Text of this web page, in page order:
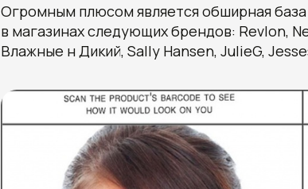
Огромным плюсом является обширная
в магазинах следующих брендов: Revlon,
Влажные н Дикий, Sally Hansen, JulieG,